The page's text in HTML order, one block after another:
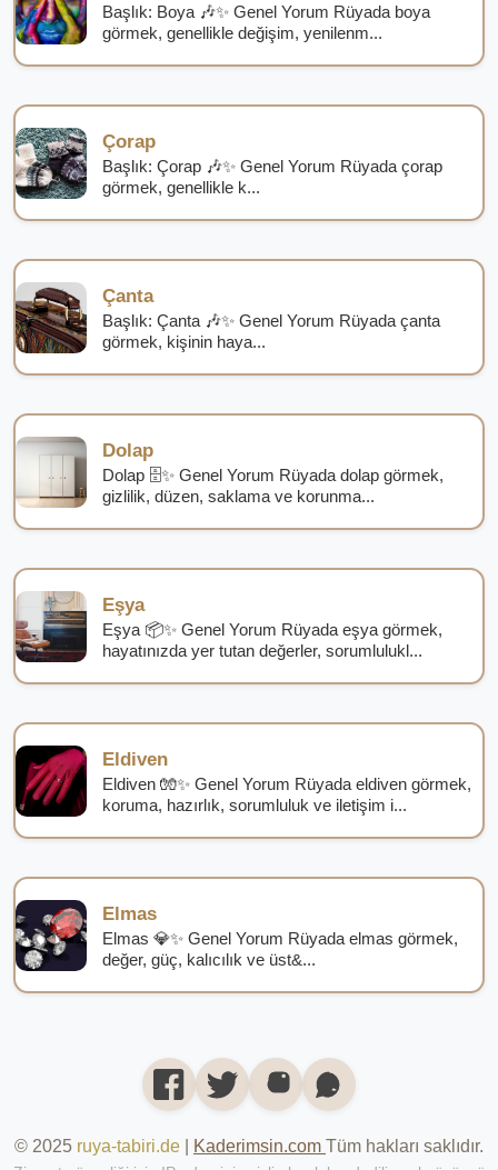
Başlık: Boya 🎶✨ Genel Yorum Rüyada boya
görmek, genellikle değişim, yenilenm...
Çorap
Başlık: Çorap 🎶✨ Genel Yorum Rüyada çorap
görmek, genellikle k...
Çanta
Başlık: Çanta 🎶✨ Genel Yorum Rüyada çanta
görmek, kişinin haya...
Dolap
Dolap 🗄️✨ Genel Yorum Rüyada dolap görmek,
gizlilik, düzen, saklama ve korunma...
Eşya
Eşya 📦✨ Genel Yorum Rüyada eşya görmek,
hayatınızda yer tutan değerler, sorumlulukl...
Eldiven
Eldiven 🧤✨ Genel Yorum Rüyada eldiven görmek,
koruma, hazırlık, sorumluluk ve iletişim i...
Elmas
Elmas 💎✨ Genel Yorum Rüyada elmas görmek,
değer, güç, kalıcılık ve üst&...
© 2025 ruya-tabiri.de Kaderimsin.com Tüm hakları saklıdır.